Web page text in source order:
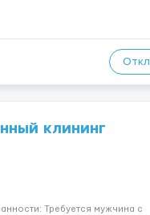
клининг
Требуется мужчина с